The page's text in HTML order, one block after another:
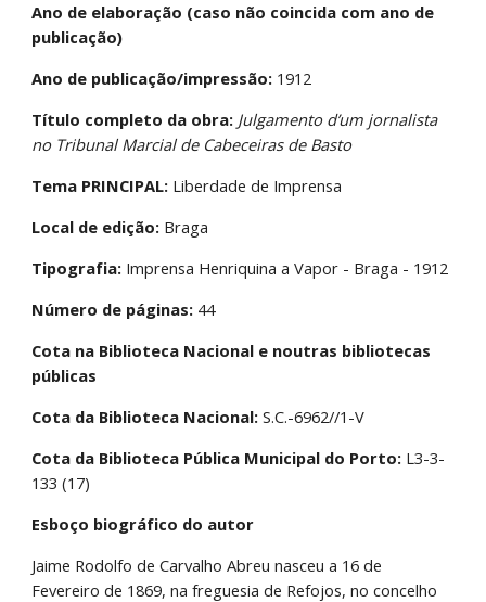
Ano de elaboração (caso não coincida com ano de
publicação)
Ano de publicação/impressão: 1912
Título completo da obra: Julgamento d’um jornalista
no Tribunal Marcial de Cabeceiras de Basto
Tema PRINCIPAL: Liberdade de Imprensa
Local de edição: Braga
Tipografia: Imprensa Henriquina a Vapor - Braga - 1912
Número de páginas: 44
Cota na Biblioteca Nacional e noutras bibliotecas
públicas
Cota da Biblioteca Nacional: S.C.-6962//1-V
Cota da Biblioteca Pública Municipal do Porto: L3-3-
133 (17)
Esboço biográfico do autor
Jaime Rodolfo de Carvalho Abreu nasceu a 16 de
Fevereiro de 1869, na freguesia de Refojos, no concelho